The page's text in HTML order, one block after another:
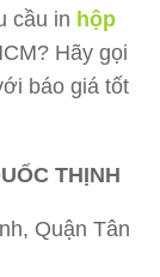
cầu in hộp
Hãy gọi
báo giá tốt
THỊNH
Quận Tân